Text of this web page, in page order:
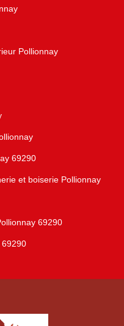
Pollionnay
69290
et boiserie Pollionnay
69290
69290